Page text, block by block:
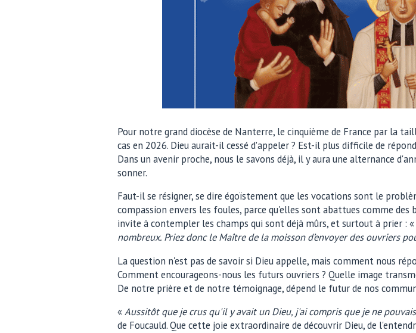
Pour notre grand diocèse de Nanterre, le cinquième de France par la
cas en 2026. Dieu aurait-il cessé d'appeler ? Est-il plus difficile de
Dans un avenir proche, nous le savons déjà, il y aura une alternance
sonner.
Faut-il se résigner, se dire égoïstement que les vocations sont le
compassion envers les foules, parce qu'elles sont abattues comme des
invite à contempler les champs qui sont déjà mûrs, et surtout à prier : «
nombreux. Priez donc le Maître de la moisson d’envoyer des ouvriers
La question n'est pas de savoir si Dieu appelle, mais comment nous
Comment encourageons-nous les futurs ouvriers ? Quelle image
De notre prière et de notre témoignage, dépend le futur de nos
« Aussitôt que je crus qu'il y avait un Dieu, j'ai compris que je ne
de Foucauld. Que cette joie extraordinaire de découvrir Dieu, de